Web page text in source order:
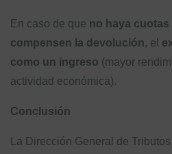
En caso de que no haya
compensen la devolución, el
como un ingreso (mayor
actividad económica).
Conclusión
La Dirección General de